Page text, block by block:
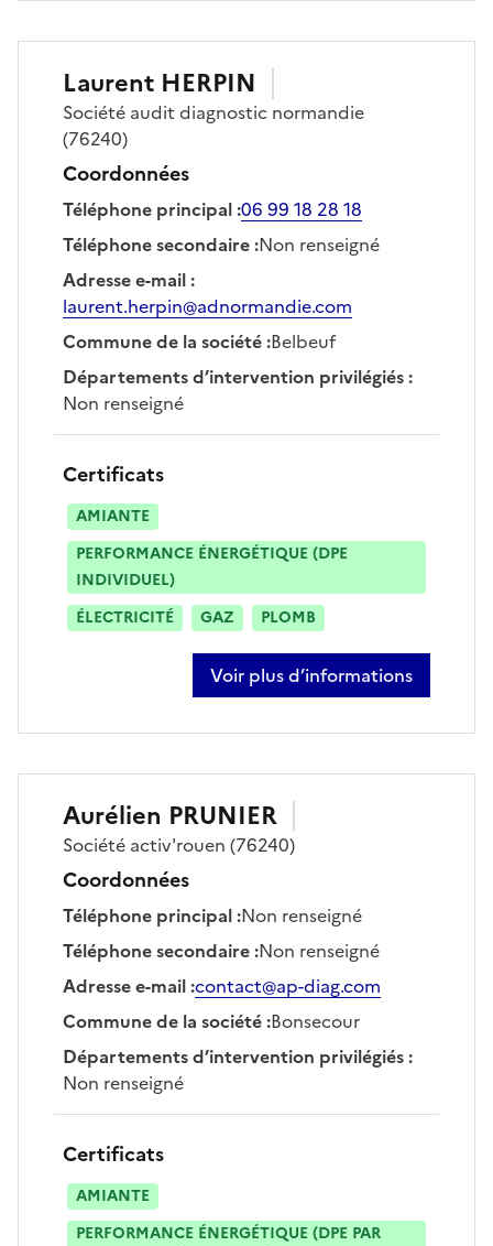
Laurent HERPIN
Société audit diagnostic normandie
(76240)
Coordonnées
Téléphone principal:06 99 18 28 18
Téléphone secondaire:Non renseigné
Adresse e-mail:
laurent.herpin@adnormandie.com
Commune de la société:Belbeuf
Départements d’intervention privilégiés:
Non renseigné
Certificats
AMIANTE
PERFORMANCE ÉNERGÉTIQUE (DPE
INDIVIDUEL)
ÉLECTRICITÉ
GAZ PLOMB
Voir plus d’informations
sur laurent herpin
Aurélien PRUNIER
Société activ'rouen (76240)
Coordonnées
Téléphone principal:Non renseigné
Téléphone secondaire:Non renseigné
Adresse e-mail:contact@ap-diag.com
Commune de la société:Bonsecour
Départements d’intervention privilégiés:
Non renseigné
Certificats
AMIANTE
PERFORMANCE ÉNERGÉTIQUE (DPE PAR